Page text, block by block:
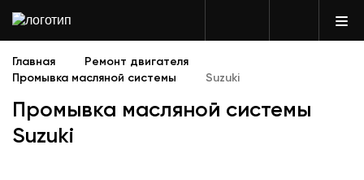
Главная
Ремонт двигателя
Промывка масляной системы
Suzuki
Промывка масляной системы
Suzuki